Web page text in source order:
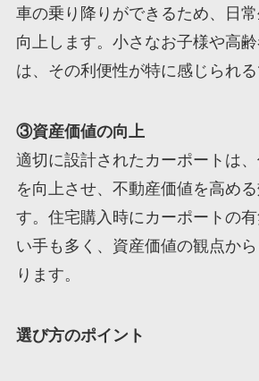
車の乗り降りができるため、日
向上します。小さなお子様や高
は、その利便性が特に感じられる
③資産価値の向上
適切に設計されたカーポートは
を向上させ、不動産価値を高め
す。住宅購入時にカーポートの
い手も多く、資産価値の観点か
ります。
選び方のポイント